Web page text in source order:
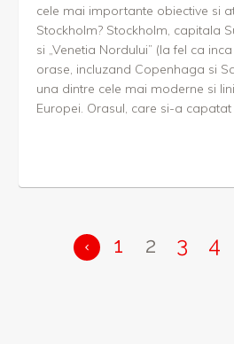
cele mai importante obiective si
Stockholm? Stockholm, capitala
si „Venetia Nordului” (la fel ca
orase, incluzand Copenhaga si
una dintre cele mai moderne si
Europei. Orasul, care si-a capatat
1 2 3 4